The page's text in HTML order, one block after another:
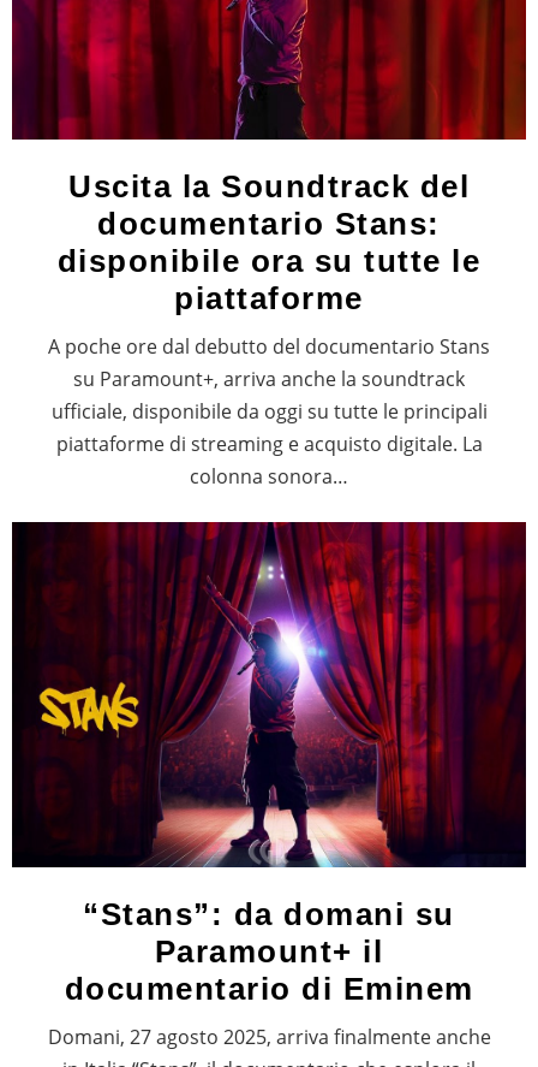
Uscita la Soundtrack del
documentario Stans:
disponibile ora su tutte le
piattaforme
A poche ore dal debutto del documentario Stans
su Paramount+, arriva anche la soundtrack
ufficiale, disponibile da oggi su tutte le principali
piattaforme di streaming e acquisto digitale. La
colonna sonora…
“Stans”: da domani su
Paramount+ il
documentario di Eminem
Domani, 27 agosto 2025, arriva finalmente anche